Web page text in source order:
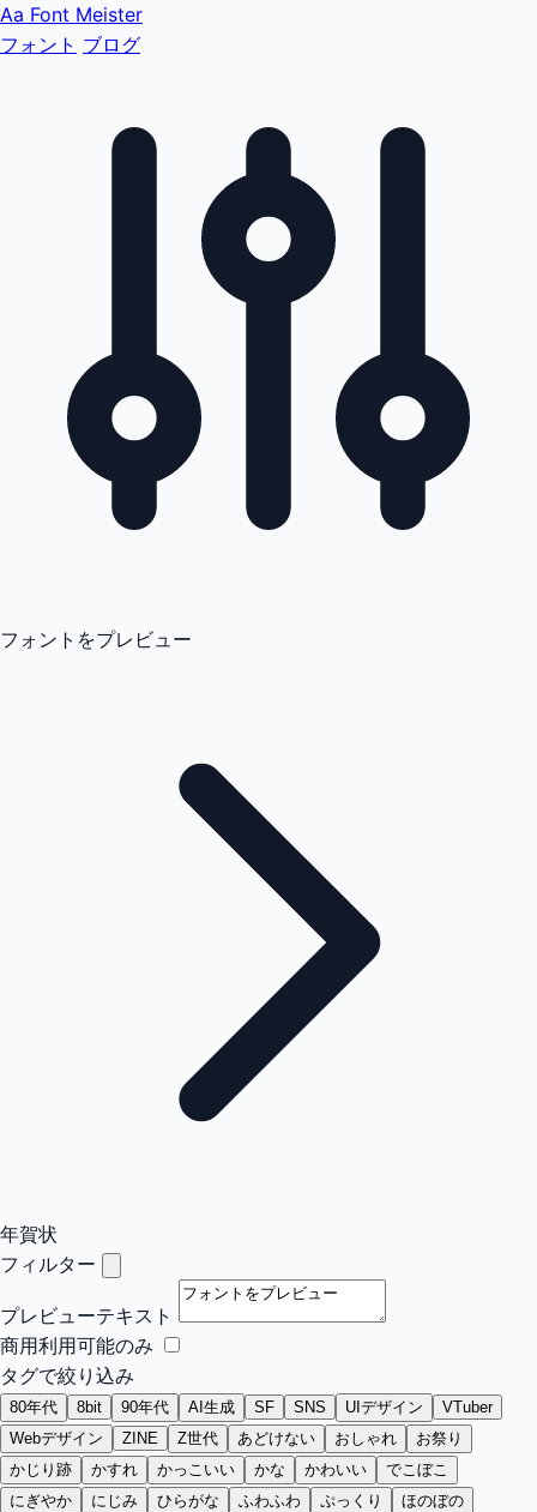
Aa Font Meister
フォント ブログ
フォントをプレビュー
年賀状
フィルター
プレビューテキスト
商用利用可能のみ
タグで絞り込み
80年代 8bit 90年代 AI生成 SF SNS UIデザイン
VTuber
Webデザイン
ZINE Z世代 あどけない おしゃれ
お祭り
かじり跡
かすれ かっこいい かな かわいい
でこぼこ
にぎやか
にじみ ひらがな ふわふわ ぷっくり
ほのぼの